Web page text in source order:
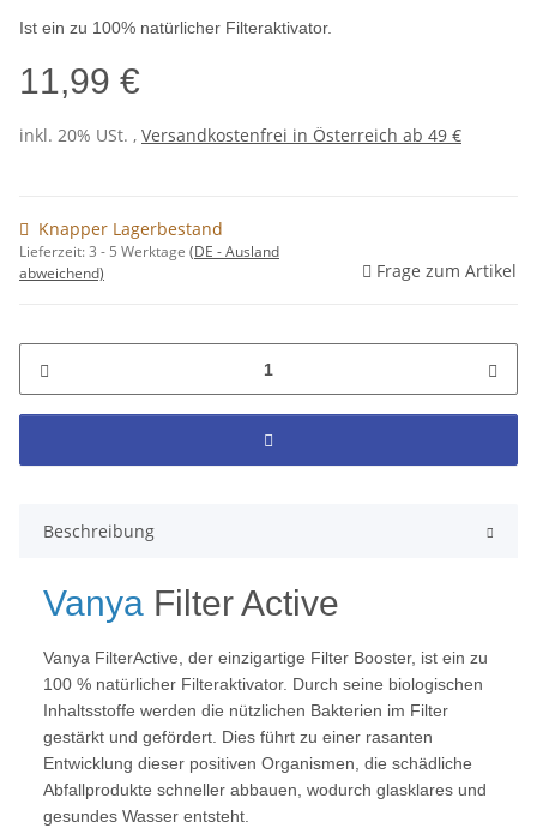
Ist ein zu 100% natürlicher Filteraktivator.
11,99 €
inkl. 20% USt. , Versandkostenfrei in Österreich ab 49 €
Knapper Lagerbestand
Lieferzeit:3 - 5 Werktage (DE - Ausland
abweichend)
Frage zum Artikel
Beschreibung
Vanya Filter Active
Vanya FilterActive, der einzigartige Filter Booster, ist ein zu
100 % natürlicher Filteraktivator. Durch seine biologischen
Inhaltsstoffe werden die nützlichen Bakterien im Filter
gestärkt und gefördert. Dies führt zu einer rasanten
Entwicklung dieser positiven Organismen, die schädliche
Abfallprodukte schneller abbauen, wodurch glasklares und
gesundes Wasser entsteht.